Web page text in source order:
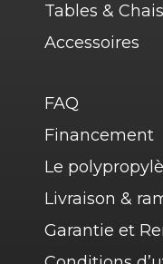
Tables &
Accessoires
FAQ
Financement
Le
Livraison &
Garantie et